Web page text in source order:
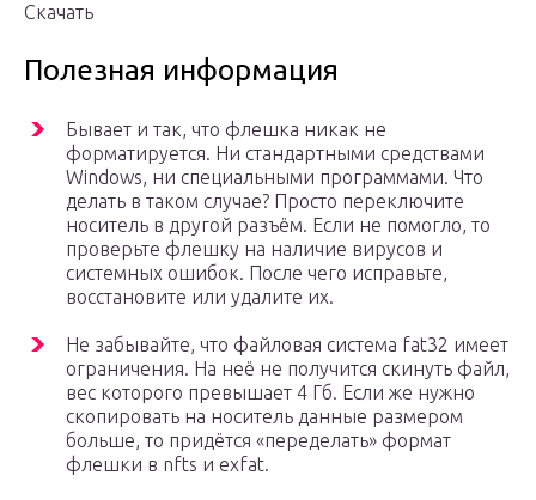
Скачать
Полезная информация
Бывает и так, что флешка никак не
форматируется. Ни стандартными средствами
Windows, ни специальными программами. Что
делать в таком случае? Просто переключите
носитель в другой разъём. Если не помогло, то
проверьте флешку на наличие вирусов и
системных ошибок. После чего исправьте,
восстановите или удалите их.
Не забывайте, что файловая система fat32 имеет
ограничения. На неё не получится скинуть файл,
вес которого превышает 4 Гб. Если же нужно
скопировать на носитель данные размером
больше, то придётся «переделать» формат
флешки в nfts и exfat.